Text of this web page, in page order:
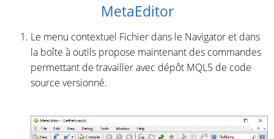
MetaEditor
Le menu contextuel Fichier dans le Navigator et dans
la boîte à outils propose maintenant des commandes
permettant de travailler avec dépôt MQL5 de code
source versionné.